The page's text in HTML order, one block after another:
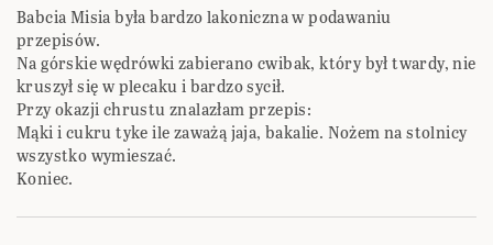
Babcia Misia była bardzo lakoniczna w podawaniu
przepisów.
Na górskie wędrówki zabierano cwibak, który był twardy, nie
kruszył się w plecaku i bardzo sycił.
Przy okazji chrustu znalazłam przepis:
Mąki i cukru tyke ile zaważą jaja, bakalie. Nożem na stolnicy
wszystko wymieszać.
Koniec.